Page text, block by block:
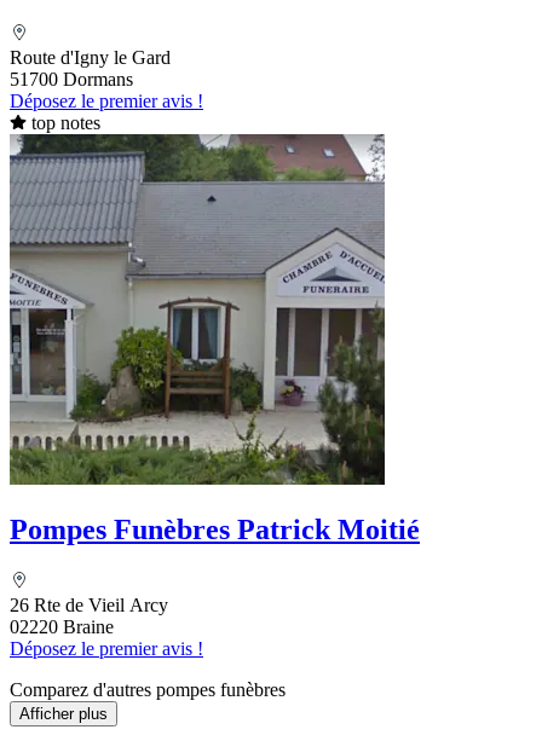
Route d'Igny le Gard
51700 Dormans
Déposez le premier avis !
top notes
Pompes Funèbres Patrick Moitié
26 Rte de Vieil Arcy
02220 Braine
Déposez le premier avis !
Comparez d'autres pompes funèbres
Afficher plus